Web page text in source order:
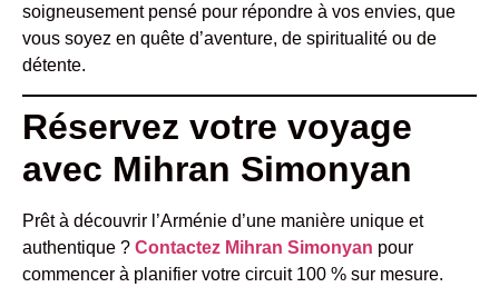
soigneusement pensé pour répondre à vos envies, que
vous soyez en quête d’aventure, de spiritualité ou de
détente.
Réservez votre voyage
avec Mihran Simonyan
Prêt à découvrir l’Arménie d’une manière unique et
authentique ? Contactez Mihran Simonyan pour
commencer à planifier votre circuit 100 % sur mesure.